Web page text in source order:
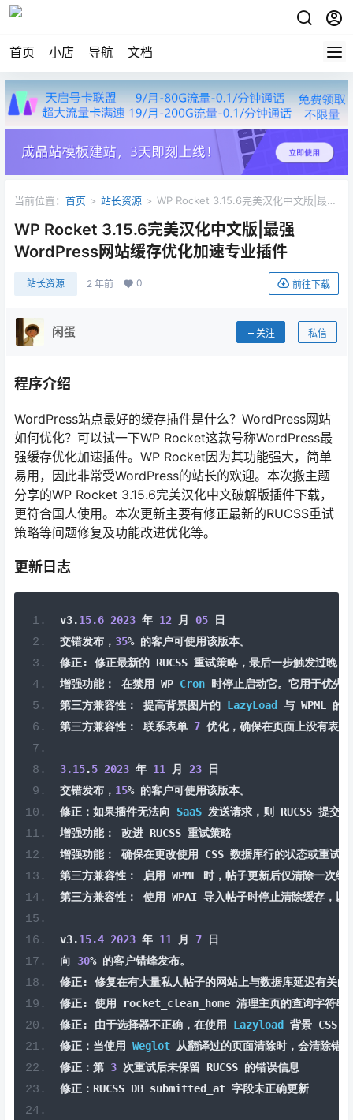
首页 小店 导航 文档
当前位置： 首页 > 站长资源 > WP Rocket 3.15.6完美汉化中文版|最强
WP Rocket 3.15.6完美汉化中文版|最强
WordPress网站缓存优化加速专业插件
站长资源 2 年前 0 前往下载
闲蛋 关注 私信
程序介绍
WordPress站点最好的缓存插件是什么？WordPress网站
如何优化？可以试一下WP Rocket这款号称WordPress最
强缓存优化加速插件。WP Rocket因为其功能强大，简单
易用，因此非常受WordPress的站长的欢迎。本次搬主题
分享的WP Rocket 3.15.6完美汉化中文破解版插件下载，
更符合国人使用。本次更新主要有修正最新的RUCSS重试
策略等问题修复及功能改进优化等。
更新日志
v3.15.6 2023 年 12 月 05
日
交错发布， 35% 的客户可使用该版本。
修正:
修正最新的 RUCSS 重试策略，最后一步触发过晚
增强功能：
在禁用 WP Cron 时停止启动它。它用于优先
第三方兼容性：
提高背景图片的 LazyLoad 与 WPML 的
第三方兼容性：
联系表单 7 优化，确保在页面上没有表单
3.15.5 2023 年 11 月 23
日
交错发布， 15% 的客户可使用该版本。
修正：如果插件无法向
SaaS 发送请求，则 RUCSS 提交
增强功能：
改进 RUCSS 重试策略
增强功能：
确保在更改使用 CSS 数据库行的状态或重试
第三方兼容性：
启用 WPML 时，帖子更新后仅清除一次缓
第三方兼容性：
使用 WPAI 导入帖子时停止清除缓存，以
v3.15.4 2023 年 11 月 7
日
向
30% 的客户错峰发布。
修正:
修复在有大量私人帖子的网站上与数据库延迟有关的
修正:
使用 rocket_clean_home 清理主页的查询字符串
修正:
由于选择器不正确，在使用 Lazyload 背景 CSS
修正：当使用
Weglot 从翻译过的页面清除时，会清除错
修正：第 3 次重试后未保留 RUCSS 的错误信息
修正： RUCSS DB submitted_at 字段未正确更新